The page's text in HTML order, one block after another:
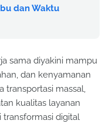
dan Waktu
sama diyakini mampu
dan kenyamanan
transportasi massal,
kualitas layanan
transformasi digital